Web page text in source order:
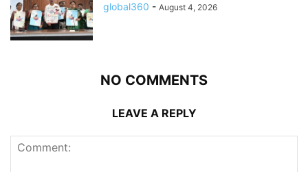
global360 - August 4, 2026
NO COMMENTS
LEAVE A REPLY